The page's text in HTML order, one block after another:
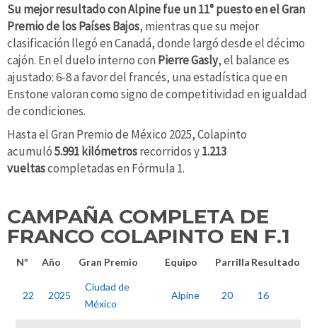
Su mejor resultado con Alpine fue un 11° puesto en el Gran
Premio de los Países Bajos, mientras que su mejor
clasificación llegó en Canadá, donde largó desde el décimo
cajón. En el duelo interno con Pierre Gasly, el balance es
ajustado: 6-8 a favor del francés, una estadística que en
Enstone valoran como signo de competitividad en igualdad
de condiciones.
Hasta el Gran Premio de México 2025, Colapinto
acumuló5.991 kilómetrosrecorridos y1.213
vueltascompletadas en Fórmula 1.
CAMPAÑA COMPLETA DE
FRANCO COLAPINTO EN F.1
Nº Año Gran Premio Equipo Parrilla Resultado
22 2025
Ciudad de
México
Alpine 20 16